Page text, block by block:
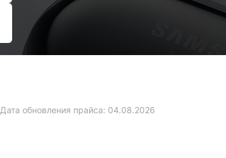
Дата обновления прайса: 04.08.2026